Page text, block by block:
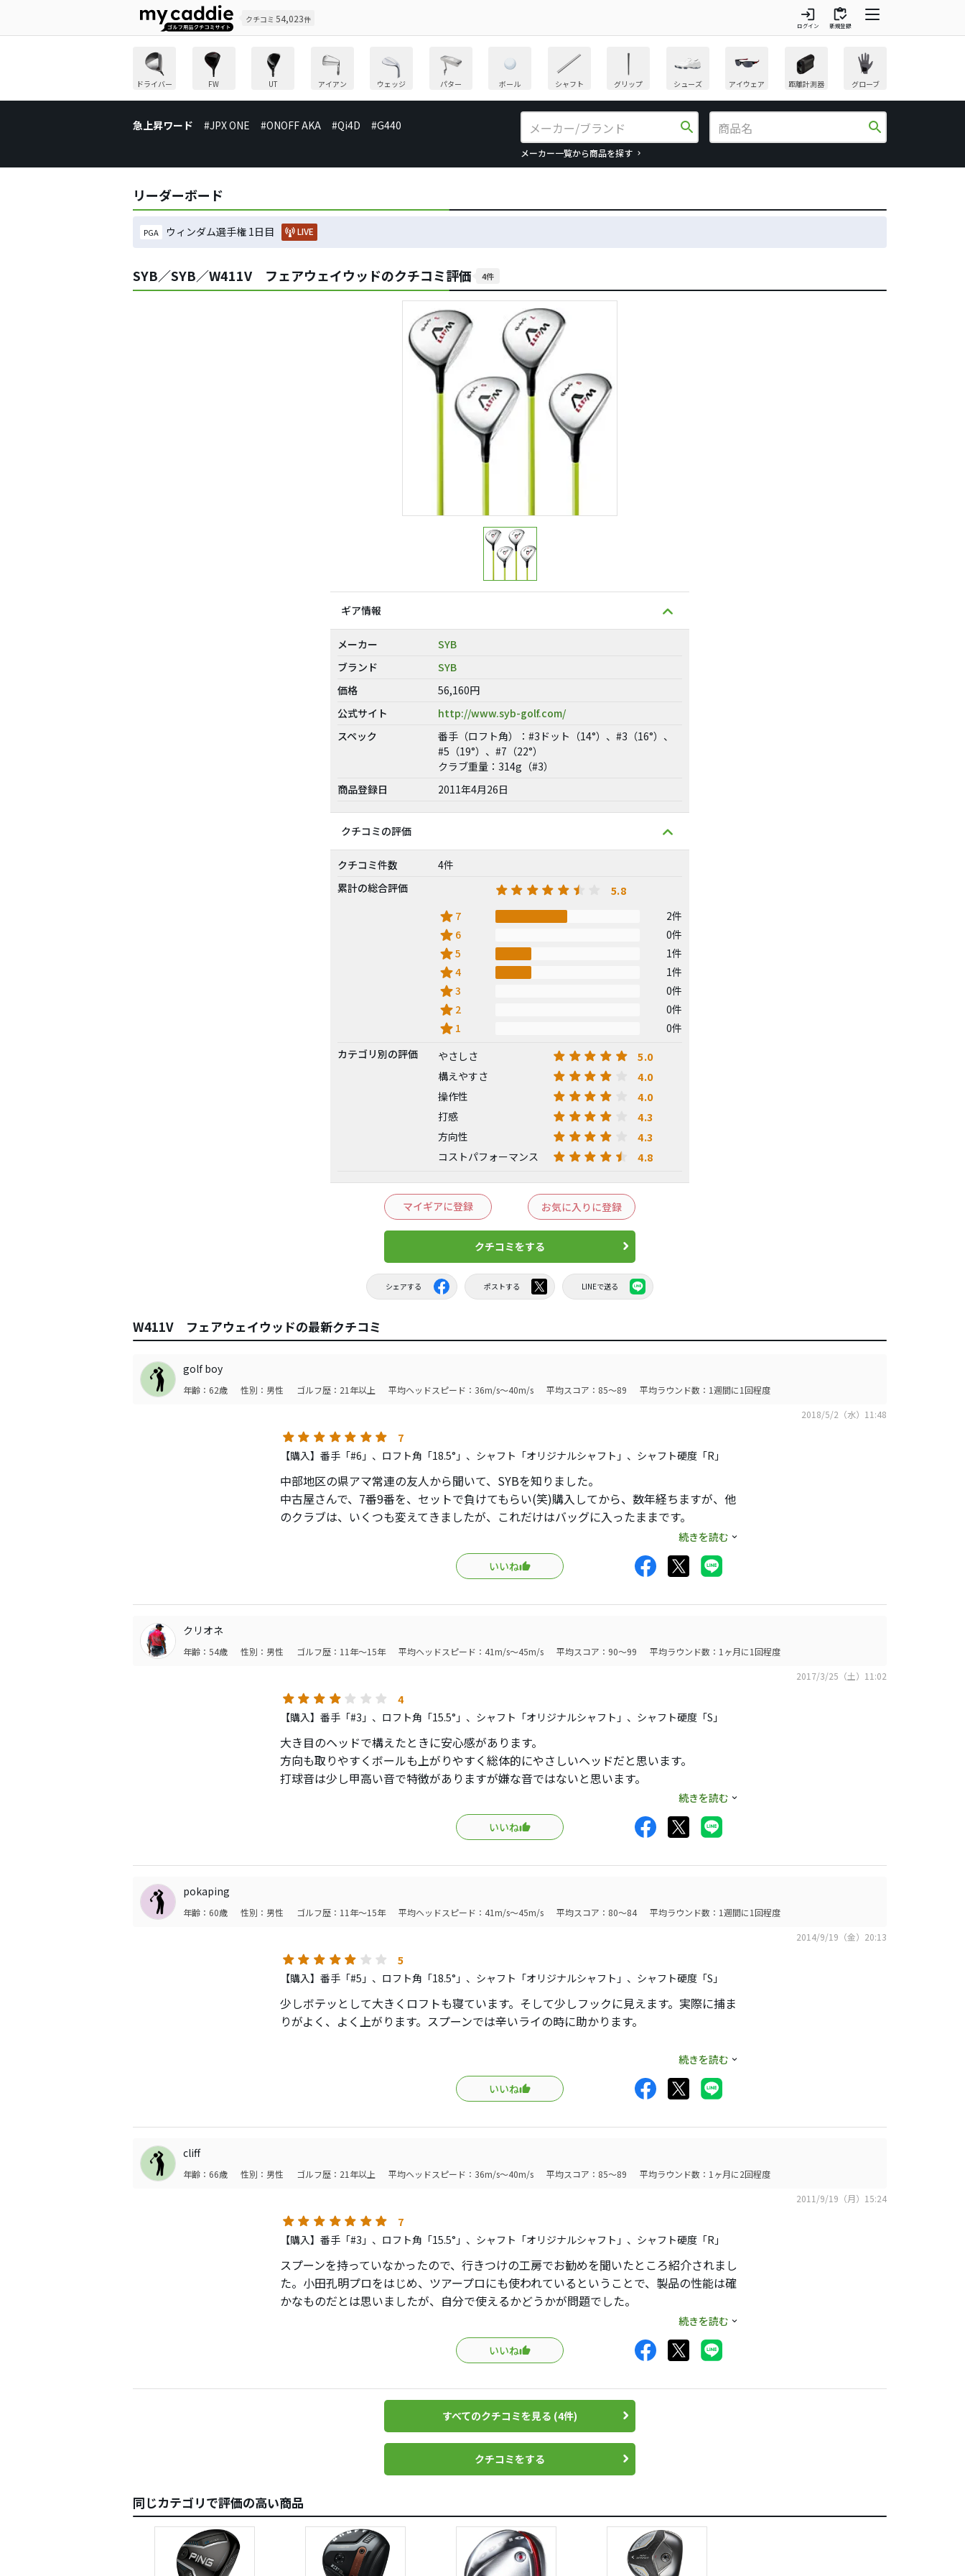
クチコミ 54,023件 login
ログイン
inventory
新規登録
ドライバー FW UT アイアン ウェッジ パター ボール シャフト グリップ シューズ アイウェア 距離計測器 グローブ
急上昇ワード #JPX ONE #ONOFF AKA #Qi4D #G440 search
メーカー一覧から商品を探す
search
リーダーボード
PGA ウィンダム選手権 1日目 LIVE
SYB／SYB／W411V フェアウェイウッドのクチコミ評価 4件
ギア情報
メーカー
SYB
ブランド
SYB
価格
56,160円
公式サイト
http://www.syb-golf.com/
スペック
番手（ロフト角）：#3ドット（14°）、#3（16°）、
#5（19°）、#7（22°）
クラブ重量：314g（#3）
商品登録日
2011年4月26日
クチコミの評価
クチコミ件数
4件
累計の総合評価
5.8
star 7 2件
star 6 0件
star5 1件
star4 1件
star3 0件
star 2 0件
star 1
0件
カテゴリ別の評価
やさしさ 5.0
構えやすさ 4.0
操作性 4.0
打感 4.3
方向性 4.3
コストパフォーマンス 4.8
マイギアに登録 お気に入りに登録
クチコミをする
シェアする ポストする LINEで送る
W411V フェアウェイウッドの最新クチコミ
golf boy
年齢：62歳 性別：男性 ゴルフ歴：21年以上 平均ヘッドスピード：36m/s～40m/s 平均スコア：85～89
平均ラウンド数：1週間に1回程度
2018/5/2（水）11:48
7
【購入】番手「#6」、ロフト角「18.5°」、シャフト「オリジナルシャフト」、シャフト硬度「R」
中部地区の県アマ常連の友人から聞いて、SYBを知りました。
中古屋さんで、7番9番を、セットで負けてもらい(笑)購入してから、数年経ちますが、他
のクラブは、いくつも変えてきましたが、これだけはバッグに入ったままです。
特に、この純正シャフトと、ヘッドのバランスは、素晴らしいです。
１．距離が出る（当時、トップアマの使用率が高かったのもうなずける）
３．打感が良い（弾き感、音の高さとも上質）
５．風に強い（比較的球は上がるのに、風にもっていかれにくい）
3番で、14度という設定もあります。ティーショット専用での使用に使うこともありま
す。
続きを読む
いいね
クリオネ
年齢：54歳 性別：男性 ゴルフ歴：11年～15年 平均ヘッドスピード：41m/s～45m/s 平均スコア：90～99
平均ラウンド数：1ヶ月に1回程度
2017/3/25（土）11:02
4
【購入】番手「#3」、ロフト角「15.5°」、シャフト「オリジナルシャフト」、シャフト硬度「S」
大き目のヘッドで構えたときに安心感があります。
方向も取りやすくボールも上がりやすく総体的にやさしいヘッドだと思います。
打球音は少し甲高い音で特徴がありますが嫌な音ではないと思います。
大き目のヘッドなのでラフからの使用には不向きだと思いますがフェアウェイからだとボ
ールが拾いやすいクラブだと思います。
飛距離も良く飛び直進性があると思います。
続きを読む
いいね
pokaping
年齢：60歳 性別：男性 ゴルフ歴：11年～15年 平均ヘッドスピード：41m/s～45m/s 平均スコア：80～84
平均ラウンド数：1週間に1回程度
2014/9/19（金）20:13
5
【購入】番手「#5」、ロフト角「18.5°」、シャフト「オリジナルシャフト」、シャフト硬度「S」
少しボテッとして大きくロフトも寝ています。そして少しフックに見えます。実際に捕ま
りがよく、よく上がります。スプーンでは辛いライの時に助かります。
構えた感じは、ヘッドが大きいせいか少し構え辛く感じるかもしれません。それとロリフ
トが19度の割には立って見え、上がりにくく感じるかも、です。
す。ただ左が危ないホールでは要注意ですが。。。
シャープな形が好きな人、左が怖い人には向いていません。
続きを読む
いいね
cliff
年齢：66歳 性別：男性 ゴルフ歴：21年以上 平均ヘッドスピード：36m/s～40m/s 平均スコア：85～89
平均ラウンド数：1ヶ月に2回程度
2011/9/19（月）15:24
7
【購入】番手「#3」、ロフト角「15.5°」、シャフト「オリジナルシャフト」、シャフト硬度「R」
スプーンを持っていなかったので、行きつけの工房でお勧めを聞いたところ紹介されまし
た。小田孔明プロをはじめ、ツアープロにも使われているということで、製品の性能は確
かなものだとは思いましたが、自分で使えるかどうかが問題でした。
しかし、構えたときの顔がやや大きめで安心感があり、ティーショットでの使用を重視す
るならこれだ、と思い、決めました。
購入してからすでに長期間たちますが、ミスの確率が他のFWよりもかえって少なく（無
距離も出るので、信頼しています。
続きを読む
いいね
すべてのクチコミを見る (4件)
クチコミをする
同じカテゴリで評価の高い商品